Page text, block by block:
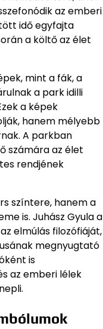
az emberi
idő egyfajta
a költő az élet
mint a fák, a
a park idilli
a képek
hanem mélyebb
A parkban
számára az élet
rendjének
színtere, hanem a
is. Juhász Gyula a
elmúlás filozófiáját,
megnyugtató
is
az emberi lélek